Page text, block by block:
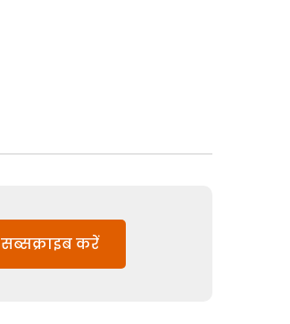
सब्सक्राइब करें